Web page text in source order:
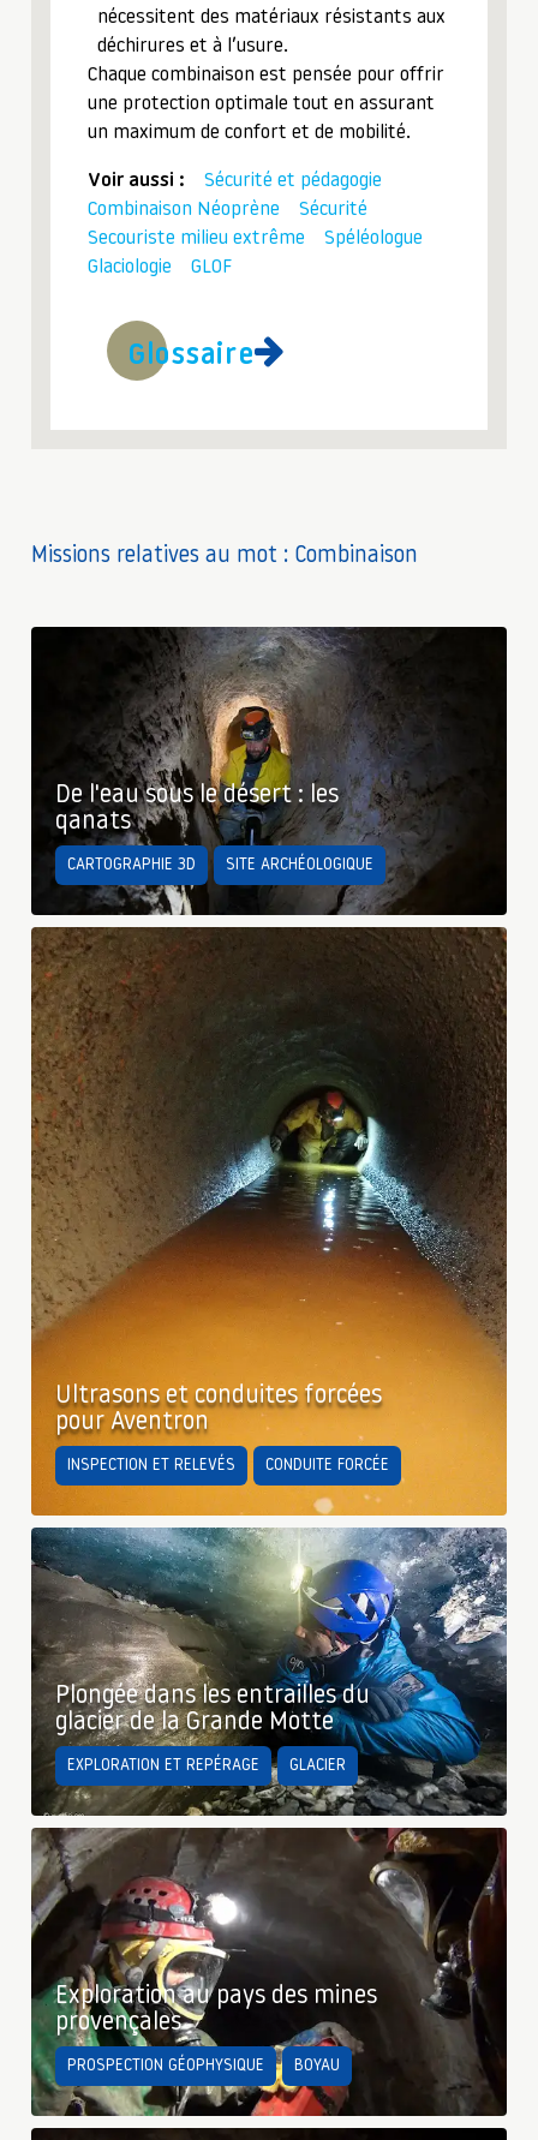
nécessitent des matériaux résistants aux
déchirures et à l’usure.
Chaque combinaison est pensée pour offrir
une protection optimale tout en assurant
un maximum de confort et de mobilité.
Voir aussi :
Sécurité et pédagogie
Combinaison Néoprène
Sécurité
Secouriste milieu extrême
Spéléologue
Glaciologie
GLOF
Glossaire
Missions relatives au mot : Combinaison
De l'eau sous le désert : les
qanats
CARTOGRAPHIE 3D SITE ARCHÉOLOGIQUE
Ultrasons et conduites forcées
pour Aventron
INSPECTION ET RELEVÉS CONDUITE FORCÉE
Plongée dans les entrailles du
glacier de la Grande Motte
EXPLORATION ET REPÉRAGE GLACIER
Exploration au pays des mines
provençales
PROSPECTION GÉOPHYSIQUE BOYAU